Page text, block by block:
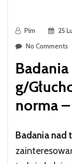
Plm 25
No Comments
Badania
g/
norma
Badania nad